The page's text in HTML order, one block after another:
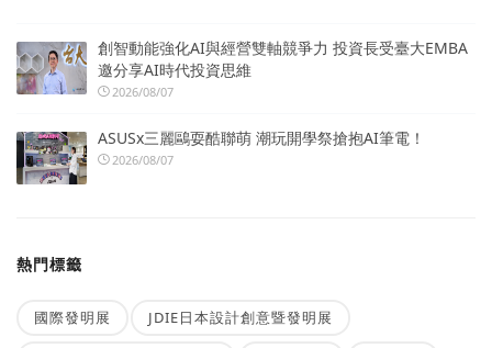
創智動能強化AI與經營雙軸競爭力 投資長受臺大EMBA
邀分享AI時代投資思維
2026/08/07
ASUSx三麗鷗耍酷聯萌 潮玩開學祭搶抱AI筆電！
2026/08/07
熱門標籤
國際發明展 JDIE日本設計創意暨發明展